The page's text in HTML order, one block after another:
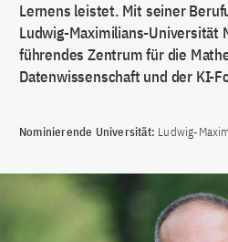
Lernens leistet. Mit seiner
Ludwig-Maximilians-Universität
führendes Zentrum für die
Datenwissenschaft und der KI-
Nominierende Universität: Ludwig-